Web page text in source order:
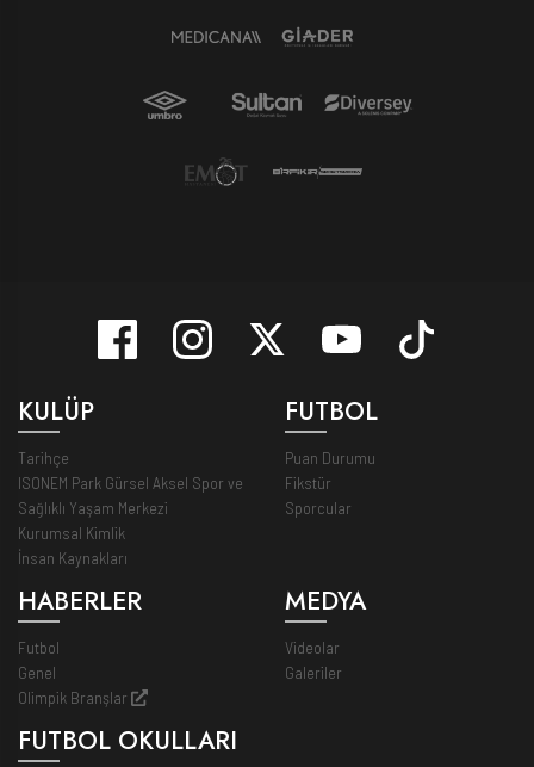
KULÜP
Tarihçe
ISONEM Park Gürsel Aksel Spor ve
Sağlıklı Yaşam Merkezi
Kurumsal Kimlik
İnsan Kaynakları
FUTBOL
Puan Durumu
Fikstür
Sporcular
HABERLER
Futbol
Genel
Olimpik Branşlar
MEDYA
Videolar
Galeriler
FUTBOL OKULLARI